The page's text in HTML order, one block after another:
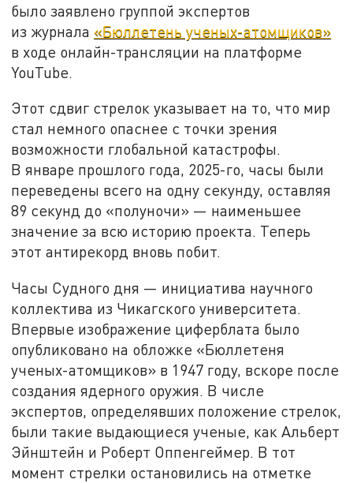
было заявлено группой экспертов
из журнала «Бюллетень ученых-атомщиков»
в ходе онлайн-трансляции на платформе
YouTube.
Этот сдвиг стрелок указывает на то, что мир
стал немного опаснее с точки зрения
возможности глобальной катастрофы.
В январе прошлого года, 2025-го, часы были
переведены всего на одну секунду, оставляя
89 секунд до «полуночи» — наименьшее
значение за всю историю проекта. Теперь
этот антирекорд вновь побит.
Часы Судного дня — инициатива научного
коллектива из Чикагского университета.
Впервые изображение циферблата было
опубликовано на обложке «Бюллетеня
ученых-атомщиков» в 1947 году, вскоре после
создания ядерного оружия. В числе
экспертов, определявших положение стрелок,
были такие выдающиеся ученые, как Альберт
Эйнштейн и Роберт Оппенгеймер. В тот
момент стрелки остановились на отметке